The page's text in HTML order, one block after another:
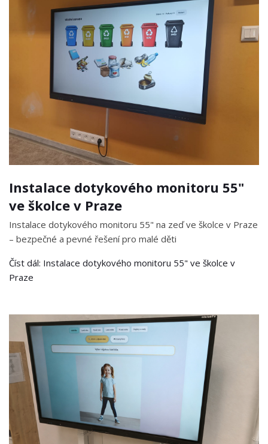
Instalace dotykového monitoru 55"
ve školce v Praze
Instalace dotykového monitoru 55" na zeď ve školce v Praze
– bezpečné a pevné řešení pro malé děti
Číst dál: Instalace dotykového monitoru 55" ve školce v
Praze